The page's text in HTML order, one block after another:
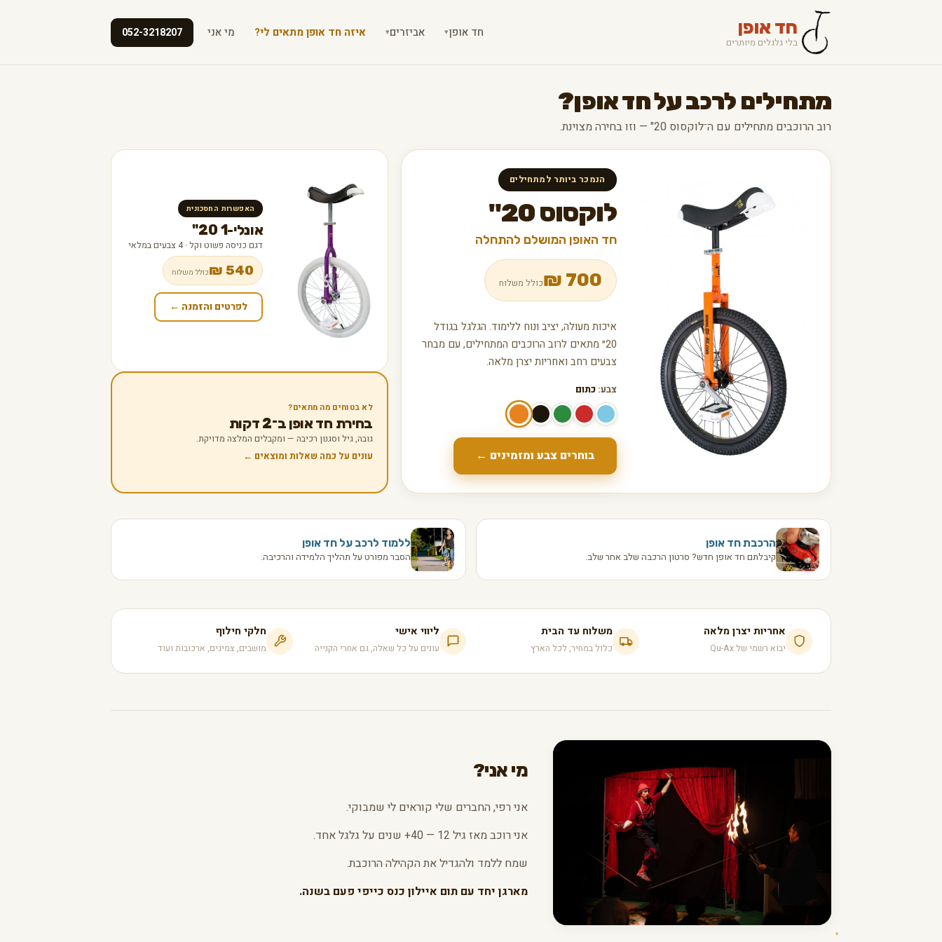
חד אופן
בלי גלגלים מיותרים
חד אופן▾ אביזרים▾ איזה חד אופן מתאים לי? מי אני 052-3218207
מתחילים לרכב על חד אופן?
רוב הרוכבים מתחילים עם ה־לוקסוס 20" — וזו בחירה מצוינת.
הנמכר ביותר למתחילים
לוקסוס 20"
חד האופן המושלם להתחלה
700
₪כולל משלוח
איכות מעולה, יציב ונוח ללימוד. הגלגל בגודל
20״ מתאים לרוב הרוכבים המתחילים, עם מבחר
צבעים רחב ואחריות יצרן מלאה.
צבע:כתום
בוחרים צבע ומזמינים ←
האפשרות החסכונית
אונלי-1 20"
דגם כניסה פשוט וקל · 4 צבעים במלאי
540 ₪ כולל משלוח
לפרטים והזמנה ←
לא בטוחים מה מתאים?
בחירת חד אופן ב־2 דקות
גובה, גיל וסגנון רכיבה — ומקבלים המלצה מדויקת.
עונים על כמה שאלות ומוצאים ←
הרכבת חד אופן
קיבלתם חד אופן חדש? סרטון הרכבה שלב אחר שלב.
ללמוד לרכב על חד אופן
הסבר מפורט על תהליך הלמידה והרכיבה.
אחריות יצרן מלאה
יבוא רשמי של Qu-Ax
משלוח עד הבית
כלול במחיר, לכל הארץ
ליווי אישי
עונים על כל שאלה, גם אחרי הקנייה
חלקי חילוף
מושבים, צמיגים, ארכובות ועוד
מי אני?
אני רפי, החברים שלי קוראים לי שמבוקי.
אני רוכב מאז גיל 12 — 40+ שנים על גלגל אחד.
שמח ללמד ולהגדיל את הקהילה הרוכבת.
מארגן יחד עם תום איילון כנס כייפי פעם בשנה.